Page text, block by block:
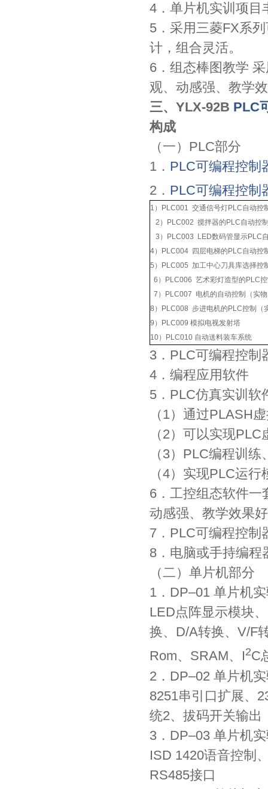
4．单片机实训项目
5．采用三菱FX系
计，组合灵活。
6．组态棒图教学
观、动感强、教学
三、YLX-92B PLC
构成
（一）PLC部分
1． PLC可编程控制
2． PLC可编程控制
1）PLC001 交通信号灯PLC自
2）PLC002 搅拌器的PLC自
3）PLC003 LED数码管显示PLC
4）PLC004 四层电梯的PLC自动控
5）PLC005 加工中心刀具库选择控
6）PLC006 艺术彩灯造型的PLC
7）PLC007 电机的自动控制（实
8）PLC008 步进电机的PLC控制（
9）PLC009 模拟电视发射塔
10）PLC010 自动送料装车系统
3．PLC可编程控制
4．编程应用软件
5．PLC仿真实训软
（1）通过PLASH
（2）可以实现
（3）PLC编程训
（4）实现PLC运
6．工控组态软件一
动感强、教学效果
7．PLC可编程控制
8．电脑或手持编程
（二）单片机部分
1．DP–­01 单片机
LED点阵显示模块
换、D/A转换、V/F
Rom、SRAM、I2C
2．DP–­02 单片机
8251串引口扩展、
统2、拔码开关输出
3．DP–­03 单片机
ISD 1420语音控制
RS485接口